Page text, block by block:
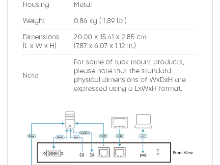
Housing Metal
Weight 0.86 kg ( 1.89 lb )
Dimensions
(L x W x H)
20.00 x 15.41 x 2.85 cm
(7.87 x 6.07 x 1.12 in.)
Note
For some of rack mount products,
please note that the standard
physical dimensions of WxDxH are
expressed using a LxWxH format.